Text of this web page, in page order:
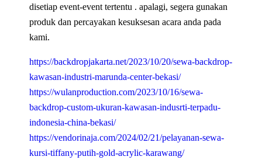
disetiap event-event tertentu . apalagi, segera gunakan
produk dan percayakan kesuksesan acara anda pada
kami.
https://backdropjakarta.net/2023/10/20/sewa-backdrop-
kawasan-industri-marunda-center-bekasi/
https://wulanproduction.com/2023/10/16/sewa-
backdrop-custom-ukuran-kawasan-indusrti-terpadu-
indonesia-china-bekasi/
https://vendorinaja.com/2024/02/21/pelayanan-sewa-
kursi-tiffany-putih-gold-acrylic-karawang/